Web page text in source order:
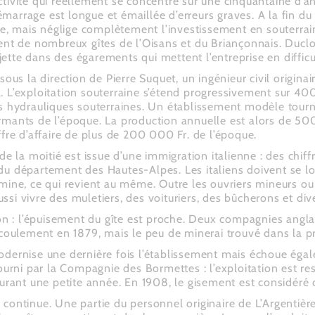
est longue et émaillée d’erreurs graves. A la fin
mais néglige complètement l’investissement en
de nombreux gîtes de l’Oisans et du Briançonnais.
dans des égarements qui mettent l’entreprise en
la direction de Pierre Suquet, un ingénieur civil
souterraine s’étend progressivement sur
hydrauliques souterraines. Un établissement modèle
de l’époque. La production annuelle est alors de
d’affaire de plus de 200 000 Fr. de l’époque.
la moitié est issue d’une immigration italienne : des
département des Hautes-Alpes. Les italiens doivent se
ce qui revient au même. Outre les ouvriers mineurs
vivre des muletiers, des voituriers, des bûcherons et
: l’épuisement du gîte est proche. Deux compagnies
en 1879, mais le peu de minerai trouvé dans la
une dernière fois l’établissement mais échoue
par la Compagnie des Bormettes : l’exploitation est
une petite année. En 1908, le gisement est considéré
Une partie du personnel originaire de